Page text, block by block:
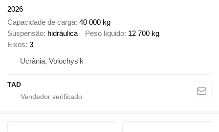
2026
Capacidade de carga 40 000 kg
Suspensão hidráulica Peso líquido 12 700 kg
Eixos 3
Ucrânia, Volochys'k
TAD